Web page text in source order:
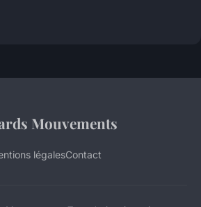
Mouvements
légalesContact